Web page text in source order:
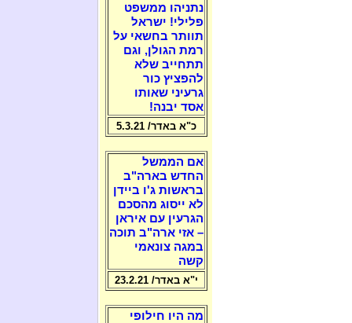
נתניהו ממשפט
פלילי! ישראל
תוותר בחשאי על
רמת הגולן, וגם
תתחייב שלא
להפציץ כור
גרעיני שאותו
אסד יבנה!
כ"א באדר/ 5.3.21
אם הממשל
החדש בארה"ב
בראשות ג'ו ביידן
לא ייסוג מהסכם
הגרעין עם איראן
– אזי ארה"ב תוכה
במגה צונאמי
קשה
י"א באדר/ 23.2.21
מה היו חילופי